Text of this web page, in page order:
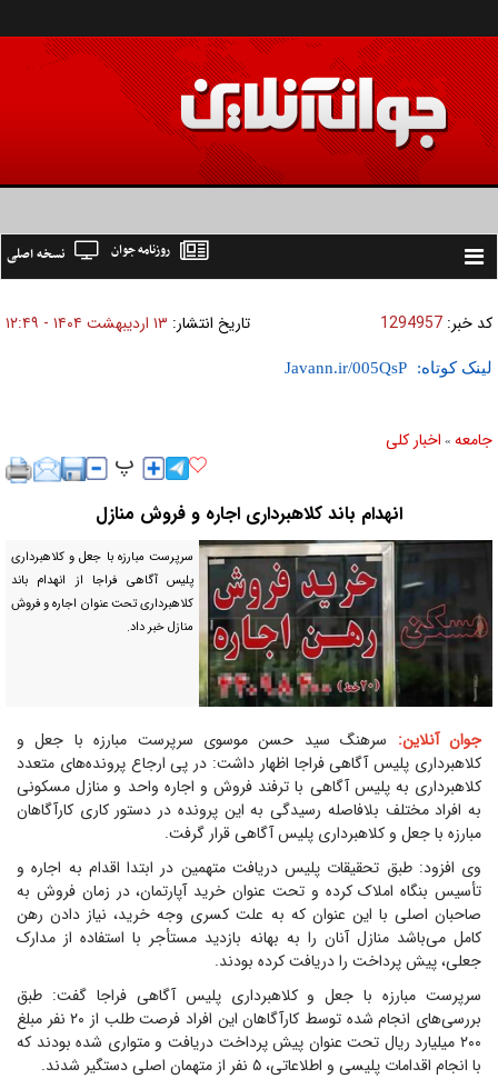
Toggle
نسخه اصلی روزنامه جوان
کد خبر: 1294957 تاریخ انتشار: ۱۳ ارديبهشت ۱۴۰۴ - ۱۲:۴۹
لینک کوتاه:
جامعه » اخبار كلی
انهدام باند کلاهبرداری اجاره و فروش منازل
سرپرست مبارزه با جعل و کلاهبرداری
پلیس آگاهی فراجا از انهدام باند
کلاهبرداری تحت عنوان اجاره و فروش
منازل خبر داد.
جوان آنلاین: سرهنگ سید حسن موسوی سرپرست مبارزه با جعل و
کلاهبرداری پلیس آگاهی فراجا اظهار داشت: در پی ارجاع پرونده‌های متعدد
کلاهبرداری به پلیس آگاهی با ترفند فروش و اجاره واحد و منازل مسکونی
به افراد مختلف بلافاصله رسیدگی به این پرونده در دستور کاری کارآگاهان
مبارزه با جعل و کلاهبرداری پلیس آگاهی قرار گرفت.
وی افزود: طبق تحقیقات پلیس دریافت متهمین در ابتدا اقدام به اجاره و
تأسیس بنگاه املاک کرده و تحت عنوان خرید آپارتمان، در زمان فروش به
صاحبان اصلی با این عنوان که به علت کسری وجه خرید، نیاز دادن رهن
کامل می‌باشد منازل آنان را به بهانه بازدید مستأجر با استفاده از مدارک
جعلی، پیش پرداخت را دریافت کرده بودند.
سرپرست مبارزه با جعل و کلاهبرداری پلیس آگاهی فراجا گفت: طبق
بررسی‌های انجام شده توسط کارآگاهان این افراد فرصت طلب از ۲۰ نفر مبلغ
۲۰۰ میلیارد ریال تحت عنوان پیش پرداخت دریافت و متواری شده بودند که
با انجام اقدامات پلیسی و اطلاعاتی، ۵ نفر از متهمان اصلی دستگیر شدند.